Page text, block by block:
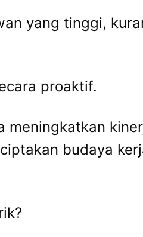
yang tinggi,
proaktif.
meningkatkan
budaya